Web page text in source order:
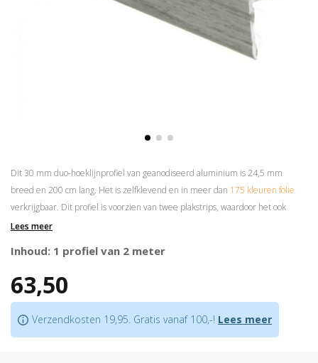
Dit 30 mm duo-hoeklijnprofiel van geanodiseerd aluminium is 24,5 mm
breed en 200 cm lang. Het is zelfklevend en in meer dan 175 kleuren folie
verkrijgbaar. Dit profiel is voorzien van twee plakstrips, waardoor het ook
andersom gemonteerd kan worden.
Superieure plakkracht
Let op:houd rekening met +/- 5% snijverlies tijdens montage
Tip:
monsterwaaier
Hiermee kun je thuis de beste kleur kiezen! Elke kleur op de waaier heeft
een nummer dat correspondeert met het nummer van de kleur. Voer het
Lees meer
Inhoud: 1 profiel van 2 meter
63,50
Verzendkosten 19,95. Gratis vanaf 100,-! Lees meer